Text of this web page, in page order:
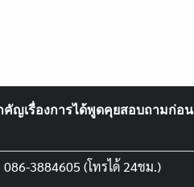
คัญเรื่องการได้พูดคุยสอบถามก่อน
086-3884605 (โทรได้ 24ชม.)